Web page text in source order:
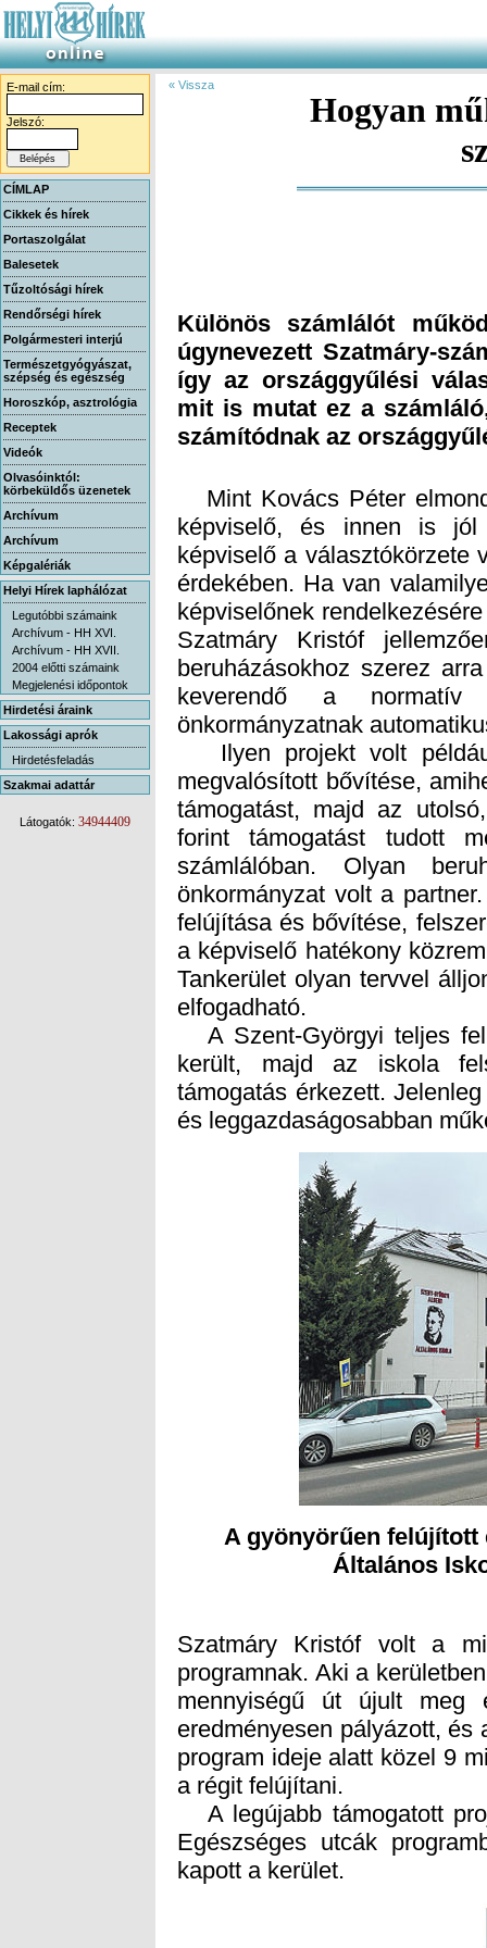
E-mail cím:
Jelszó:
CÍMLAP
Cikkek és hírek
Portaszolgálat
Balesetek
Tűzoltósági hírek
Rendőrségi hírek
Polgármesteri interjú
Természetgyógyászat,
szépség és egészség
Horoszkóp, asztrológia
Receptek
Videók
Olvasóinktól:
körbeküldős üzenetek
Archívum
Archívum
Képgalériák
Helyi Hírek laphálózat
Legutóbbi számaink
Archívum - HH XVI.
Archívum - HH XVII.
2004 előtti számaink
Megjelenési időpontok
Hirdetési áraink
Lakossági aprók
Hirdetésfeladás
Szakmai adattár
Látogatók: 34944409
« Vissza
Hogyan
Különös számlálót
úgynevezett Szatmáry-
így az országgyűlési
mit is mutat ez a
számítódnak az
Mint Kovács Péter
képviselő, és innen is
képviselő a
érdekében. Ha van
képviselőnek
Szatmáry Kristóf
beruházásokhoz szerez
keverendő a
önkormányzatnak
Ilyen projekt volt
megvalósított bővítése,
támogatást, majd az
forint támogatást tudott
számlálóban. Olyan
önkormányzat volt a
felújítása és bővítése,
a képviselő hatékony
Tankerület olyan tervvel
elfogadható.
A Szent-Györgyi teljes
került, majd az iskola
támogatás érkezett.
és leggazdaságosabban
A gyönyörűen
Általános
Szatmáry Kristóf volt a
programnak. Aki a
mennyiségű út újult meg
eredményesen pályázott, és
program ideje alatt közel 9
a régit felújítani.
A legújabb támogatott
Egészséges utcák
kapott a kerület.